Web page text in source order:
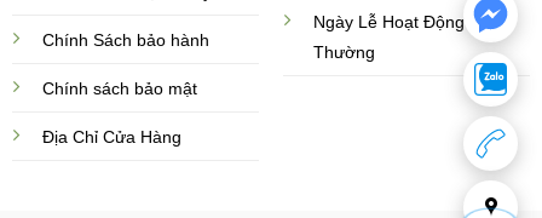
Chính Sách bảo hành
Chính sách bảo mật
Địa Chỉ Cửa Hàng
Ngày Lễ Hoạt Động Bình
Thường